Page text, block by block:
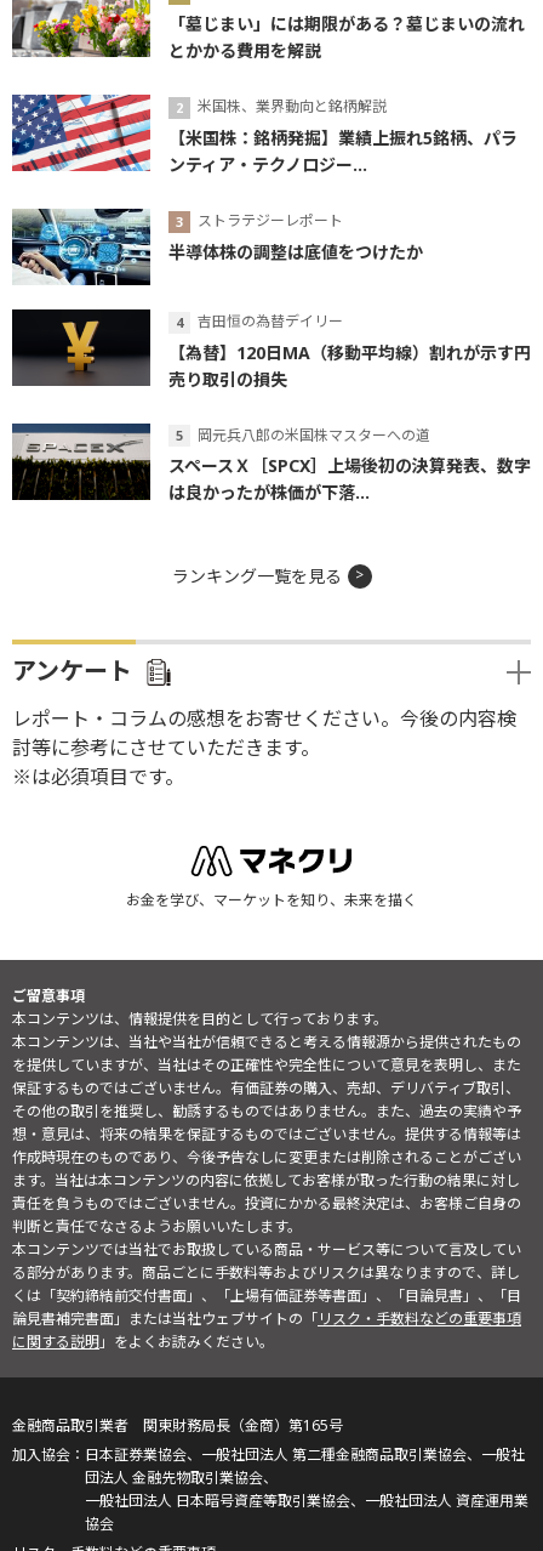
「墓じまい」には期限がある？墓じまいの流れ
とかかる費用を解説
米国株、業界動向と銘柄解説
【米国株：銘柄発掘】業績上振れ5銘柄、パラ
ンティア・テクノロジー...
ストラテジーレポート
半導体株の調整は底値をつけたか
吉田恒の為替デイリー
【為替】120日MA（移動平均線）割れが示す円
売り取引の損失
岡元兵八郎の米国株マスターへの道
スペースＸ［SPCX］上場後初の決算発表、数字
は良かったが株価が下落...
ランキング一覧を見る
アンケート
レポート・コラムの感想をお寄せください。今後の内容検
討等に参考にさせていただきます。
※は必須項目です。
お金を学び、マーケットを知り、未来を描く
ご留意事項
本コンテンツは、情報提供を目的として行っております。
本コンテンツは、当社や当社が信頼できると考える情報源から提供されたもの
を提供していますが、当社はその正確性や完全性について意見を表明し、また
保証するものではございません。有価証券の購入、売却、デリバティブ取引、
その他の取引を推奨し、勧誘するものではありません。また、過去の実績や予
想・意見は、将来の結果を保証するものではございません。提供する情報等は
作成時現在のものであり、今後予告なしに変更または削除されることがござい
ます。当社は本コンテンツの内容に依拠してお客様が取った行動の結果に対し
責任を負うものではございません。投資にかかる最終決定は、お客様ご自身の
判断と責任でなさるようお願いいたします。
本コンテンツでは当社でお取扱している商品・サービス等について言及してい
る部分があります。商品ごとに手数料等およびリスクは異なりますので、詳し
くは「契約締結前交付書面」、「上場有価証券等書面」、「目論見書」、「目
論見書補完書面」または当社ウェブサイトの「リスク・手数料などの重要事項
に関する説明」をよくお読みください。
金融商品取引業者 関東財務局長（金商）第165号
日本証券業協会、一般社団法人 第二種金融商品取引業協会、一般社
団法人 金融先物取引業協会、
一般社団法人 日本暗号資産等取引業協会、一般社団法人 資産運用業
協会